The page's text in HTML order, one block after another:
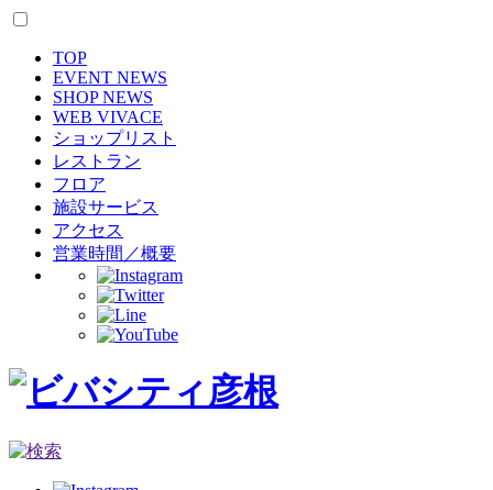
TOP
EVENT NEWS
SHOP NEWS
WEB VIVACE
ショップリスト
レストラン
フロア
施設サービス
アクセス
営業時間／概要